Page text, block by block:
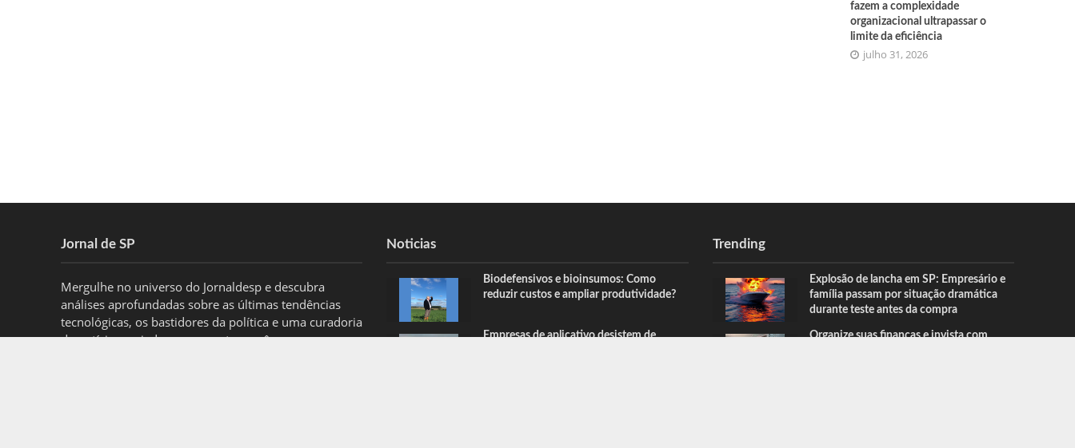
fazem a complexidade
organizacional ultrapassar o
limite da eficiência
julho 31, 2026
Jornal de SP
Mergulhe no universo do Jornaldesp e descubra
análises aprofundadas sobre as últimas tendências
tecnológicas, os bastidores da política e uma curadoria
de notícias variadas para manter você sempre
Noticias
Biodefensivos e bioinsumos: Como
reduzir custos e ampliar produtividade?
Empresas de aplicativo desistem de
Trending
Explosão de lancha em SP: Empresário e
família passam por situação dramática
durante teste antes da compra
Organize suas finanças e invista com